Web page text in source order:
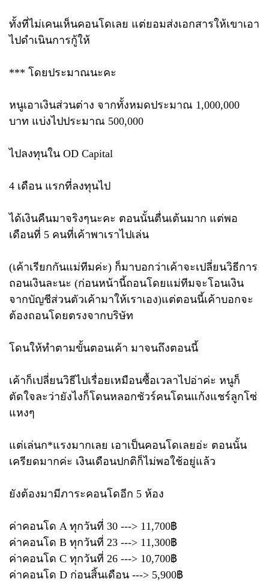
ทั้งที่ไม่เคนเห็นคอนโดเลย แต่ยอมส่งเอกสารให้เขาเอา
ไปดำเนินการกู้ให้
*** โดยประมาณนะคะ
หนูเอาเงินส่วนต่าง จากทั้งหมดประมาณ 1,000,000
บาท แบ่งไปประมาณ 500,000
ไปลงทุนใน OD Capital
4 เดือน แรกที่ลงทุนไป
ได้เงินคืนมาจริงๆนะคะ ตอนนั้นตื่นเต้นมาก แต่พอ
เดือนที่ 5 คนที่เค้าพาเราไปเล่น
(เค้าเรียกกันแม่ทีมค่ะ) ก็มาบอกว่าเค้าจะเปลี่ยนวิธีการ
ถอนเงินละนะ (ก่อนหน้านี้ถอนโดยแม่ทีมจะโอนเงิน
จากบัญชีส่วนตัวเค้ามาให้เราเอง)แต่ตอนนี้เค้าบอกจะ
ต้องถอนโดยตรงจากบริษัท
โดนให้ทำตามขั้นตอนเค้า มาจนถึงตอนนี้
เค้าก็เปลี่ยนวิธีไปเรื่อยเหมือนซื้อเวลาไปอ่าค่ะ หนูก็
ตัดใจละว่ายังไงก็โดนหลอกชัวร์คนโดนแก้งแชร์ลูกโซ่
แหงๆ
แต่เล่นก*แรงมากเลย เอาเป็นคอนโดเลยอ่ะ ตอนนั้น
เครียดมากค่ะ เงินเดือนปกติก็ไม่พอใช้อยู่แล้ว
ยังต้องมามีภาระคอนโดอีก 5 ห้อง
ค่าคอนโด A ทุกวันที่ 30 ---> 11,700฿
ค่าคอนโด B ทุกวันที่ 23 ---> 11,300฿
ค่าคอนโด C ทุกวันที่ 26 ---> 10,700฿
ค่าคอนโด D ก่อนสิ้นเดือน ---> 5,900฿